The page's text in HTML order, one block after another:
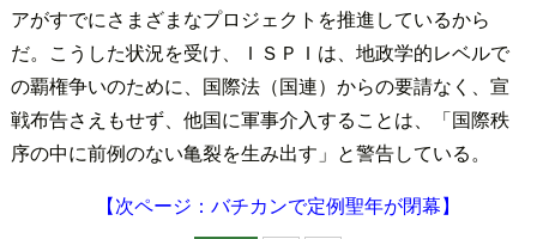
アがすでにさまざまなプロジェクトを推進しているから
だ。こうした状況を受け、ＩＳＰＩは、地政学的レベルで
の覇権争いのために、国際法（国連）からの要請なく、宣
戦布告さえもせず、他国に軍事介入することは、「国際秩
序の中に前例のない亀裂を生み出す」と警告している。
【次ページ：バチカンで定例聖年が閉幕】